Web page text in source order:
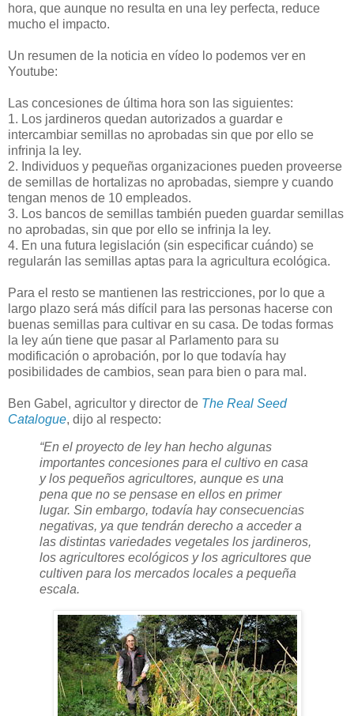
hora, que aunque no resulta en una ley perfecta, reduce
mucho el impacto.
Un resumen de la noticia en vídeo lo podemos ver en
Youtube:
Las concesiones de última hora son las siguientes:
1. Los jardineros quedan autorizados a guardar e
intercambiar semillas no aprobadas sin que por ello se
infrinja la ley.
2. Individuos y pequeñas organizaciones pueden proveerse
de semillas de hortalizas no aprobadas, siempre y cuando
tengan menos de 10 empleados.
3. Los bancos de semillas también pueden guardar semillas
no aprobadas, sin que por ello se infrinja la ley.
4. En una futura legislación (sin especificar cuándo) se
regularán las semillas aptas para la agricultura ecológica.
Para el resto se mantienen las restricciones, por lo que a
largo plazo será más difícil para las personas hacerse con
buenas semillas para cultivar en su casa. De todas formas
la ley aún tiene que pasar al Parlamento para su
modificación o aprobación, por lo que todavía hay
posibilidades de cambios, sean para bien o para mal.
Ben Gabel, agricultor y director de The Real Seed
Catalogue, dijo al respecto:
“En el proyecto de ley han hecho algunas
importantes concesiones para el cultivo en casa
y los pequeños agricultores, aunque es una
pena que no se pensase en ellos en primer
lugar. Sin embargo, todavía hay consecuencias
negativas, ya que tendrán derecho a acceder a
las distintas variedades vegetales los jardineros,
los agricultores ecológicos y los agricultores que
cultiven para los mercados locales a pequeña
escala.